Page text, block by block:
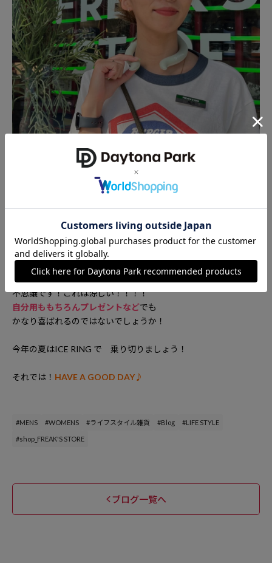
サイズ展開が豊富なのでぴったりなサイズが見つかります！
参考までに自分はMサイズがぴったりでした〜！
手で持つとそんなに冷たさがわからないのですが首に着けると本
当にヒヤっとして
不思議です！これは涼しい！！！！
自分用ももちろんプレゼントなどでも
かなり喜ばれるのではないでしょうか！
今年の夏はICE RING で 乗り切りましょう！
それでは！ HAVE A GOOD DAY♪
#MENS #WOMENS #ライフスタイル雑貨 #Blog #LIFE STYLE
#shop_FREAK'S STORE
ブログ一覧へ